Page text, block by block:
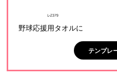
野球応援用タオルに
テンプレ